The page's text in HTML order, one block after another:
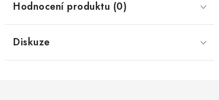
Hodnocení produktu (0)
Diskuze